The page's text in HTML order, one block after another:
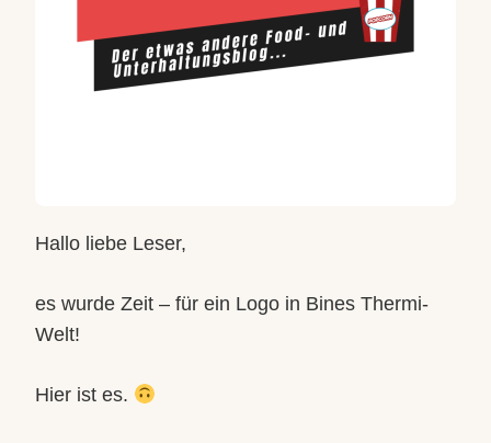
Hallo liebe Leser,
es wurde Zeit – für ein Logo in Bines Thermi-
Welt!
Hier ist es.